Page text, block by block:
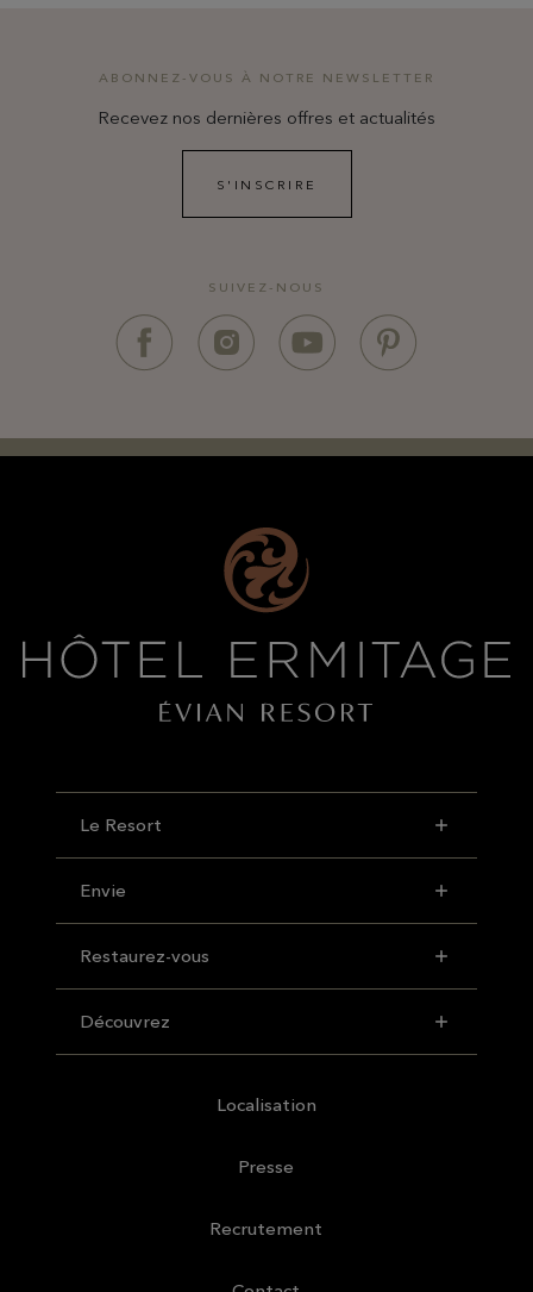
ABONNEZ-VOUS À NOTRE NEWSLETTER
Recevez nos dernières offres et actualités
S'INSCRIRE
SUIVEZ-NOUS
Le Resort
Envie
Restaurez-vous
Découvrez
Localisation
Presse
Recrutement